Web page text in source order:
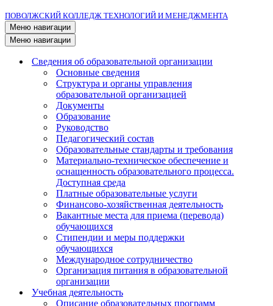
ПОВОЛЖСКИЙ КОЛЛЕДЖ ТЕХНОЛОГИЙ И МЕНЕДЖМЕНТА
Меню навигации
Меню навигации
Сведения об образовательной организации
Основные сведения
Структура и органы управления
образовательной организацией
Документы
Образование
Руководство
Педагогический состав
Образовательные стандарты и требования
Материально-техническое обеспечение и
оснащенность образовательного процесса.
Доступная среда
Платные образовательные услуги
Финансово-хозяйственная деятельность
Вакантные места для приема (перевода)
обучающихся
Стипендии и меры поддержки
обучающихся
Международное сотрудничество
Организация питания в образовательной
организации
Учебная деятельность
Описание образовательных программ